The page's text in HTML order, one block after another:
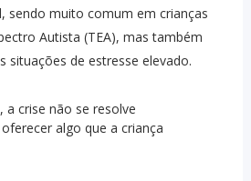
sendo muito comum em crianças
Autista (TEA), mas também
situações de estresse elevado.
a crise não se resolve
algo que a criança